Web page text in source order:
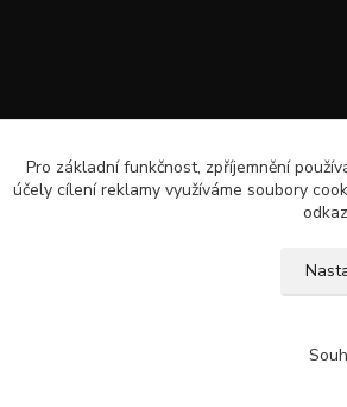
Pro základní funkčnost, zpříjemnění
účely cílení reklamy využíváme soubory